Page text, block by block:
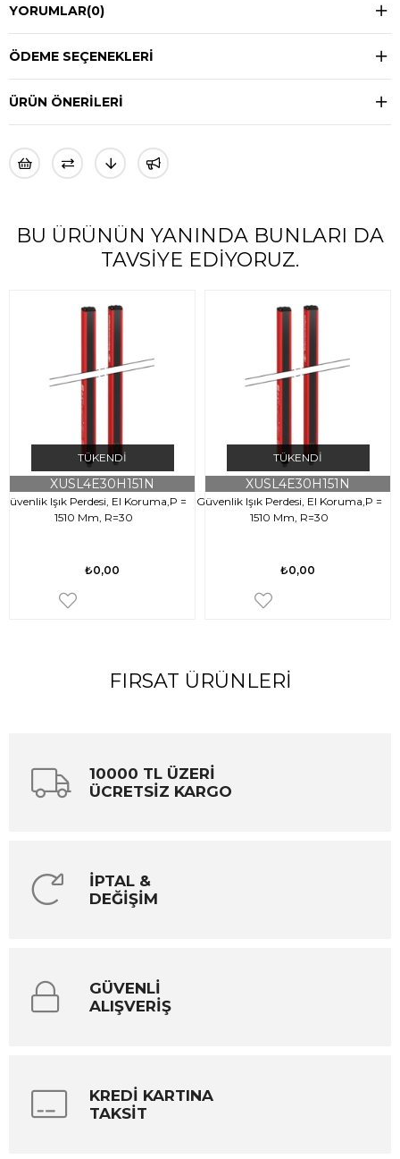
YORUMLAR(0)
ÖDEME SEÇENEKLERI
ÜRÜN ÖNERILERI
BU ÜRÜNÜN YANINDA BUNLARI DA
TAVSIYE EDIYORUZ.
TÜKENDI
Güvenlik Işık Perdesi, El Koruma,P =
1510 Mm, R=30
XUSL4E30H151N
₺0,00
TÜKENDI
Güvenlik Işık Perdesi, El Koruma,P =
1510 Mm, R=30
XUSL4E30H151N
₺0,00
FIRSAT ÜRÜNLERI
10000 TL ÜZERİ
ÜCRETSİZ KARGO
İPTAL &
DEĞİŞİM
GÜVENLİ
ALIŞVERİŞ
KREDİ KARTINA
TAKSİT